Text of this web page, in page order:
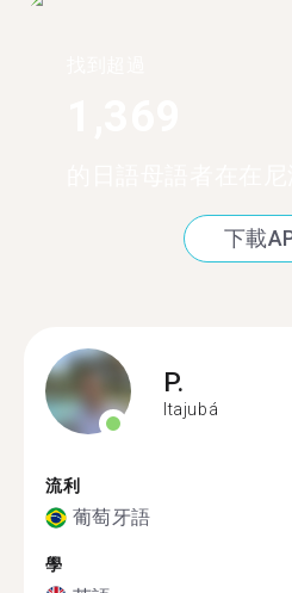
下載
P.
Itajubá
流利
葡萄牙語
學